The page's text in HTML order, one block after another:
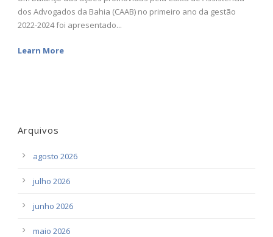
dos Advogados da Bahia (CAAB) no primeiro ano da gestão
2022-2024 foi apresentado...
Learn More
Arquivos
agosto 2026
julho 2026
junho 2026
maio 2026